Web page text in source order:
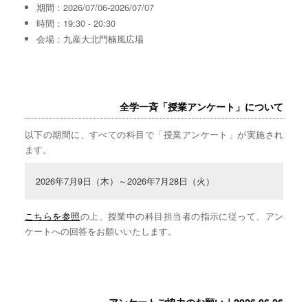
期間：2026/07/06-2026/07/07
時間：19:30 - 20:30
会場：九産大北門楠風広場
全学一斉「授業アンケート」について
以下の期間に、すべての科目で「授業アンケート」が実施され
ます。
2026年7月9日（木）～2026年7月28日（火）
こちらを参照の上、授業中の科目担当者の指示に従って、アン
ケートへの回答をお願いいたします。